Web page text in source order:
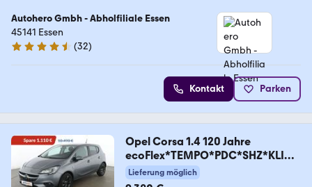
Autohero Gmbh - Abholfiliale Essen
45141 Essen
4.7 Sterne
(32)
Kontakt Parken
Opel Corsa 1.4 120 Jahre
ecoFlex*TEMPO*PDC*SHZ*KLIMA
*Lieferung möglich